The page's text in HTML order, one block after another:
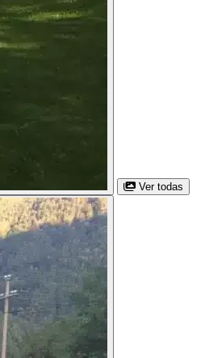
Ver todas